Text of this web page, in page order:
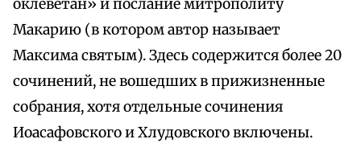
оклеветан» и послание митрополиту
Макарию (в котором автор называет
Максима святым). Здесь содержится более 20
сочинений, не вошедших в прижизненные
собрания, хотя отдельные сочинения
Иоасафовского и Хлудовского включены.